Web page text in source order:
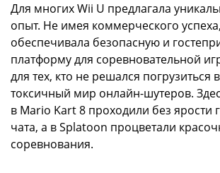
Для многих Wii U предлагала
опыт. Не имея коммерческого
обеспечивала безопасную и
платформу для соревновательной
для тех, кто не решался погрузиться
токсичный мир онлайн-шутеров.
в Mario Kart 8 проходили без ярости
чата, а в Splatoon процветали
соревнования.